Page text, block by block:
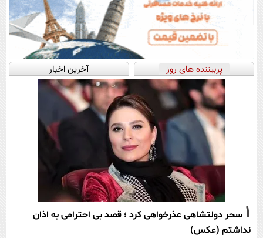
پربیننده های روز آخرین اخبار
1 سحر دولتشاهی عذرخواهی کرد ؛ قصد بی احترامی به اذان
نداشتم (عکس)